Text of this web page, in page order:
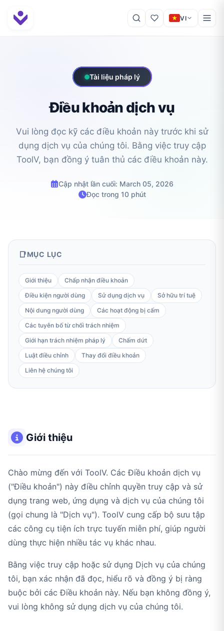
VI
Tài liệu pháp lý
Điều khoản dịch vụ
Vui lòng đọc kỹ các điều khoản này trước khi sử
dụng dịch vụ của chúng tôi. Bằng việc truy cập
ToolV, bạn đồng ý tuân thủ các điều khoản này.
Cập nhật lần cuối: March 05, 2026
Đọc trong 10 phút
MỤC LỤC
Giới thiệu
Chấp nhận điều khoản
Điều kiện người dùng
Sử dụng dịch vụ
Sở hữu trí tuệ
Nội dung người dùng
Các hoạt động bị cấm
Các tuyên bố từ chối trách nhiệm
Giới hạn trách nhiệm pháp lý
Chấm dứt
Luật điều chỉnh
Thay đổi điều khoản
Liên hệ chúng tôi
Giới thiệu
Chào mừng đến với ToolV. Các Điều khoản dịch vụ
("Điều khoản") này điều chỉnh quyền truy cập và sử
dụng trang web, ứng dụng và dịch vụ của chúng tôi
(gọi chung là "Dịch vụ"). ToolV cung cấp bộ sưu tập
các công cụ tiện ích trực tuyến miễn phí, giúp người
dùng thực hiện nhiều tác vụ khác nhau.
Bằng việc truy cập hoặc sử dụng Dịch vụ của chúng
tôi, bạn xác nhận đã đọc, hiểu rõ và đồng ý bị ràng
buộc bởi các Điều khoản này. Nếu bạn không đồng ý,
vui lòng không sử dụng dịch vụ của chúng tôi.